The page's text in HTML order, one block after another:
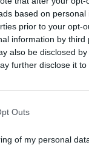
based on
prior to your opt-
information by third
also be disclosed
further disclose it to
Outs
of my personal